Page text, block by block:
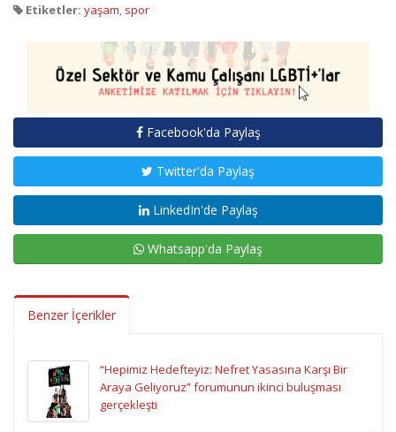
Etiketler: yaşam, spor
Facebook'da Paylaş
Twitter'da Paylaş
LinkedIn'de Paylaş
Whatsapp'da Paylaş
Benzer İçerikler
“Hepimiz Hedefteyiz: Nefret Yasasına Karşı Bir
Araya Geliyoruz” forumunun ikinci buluşması
gerçekleşti